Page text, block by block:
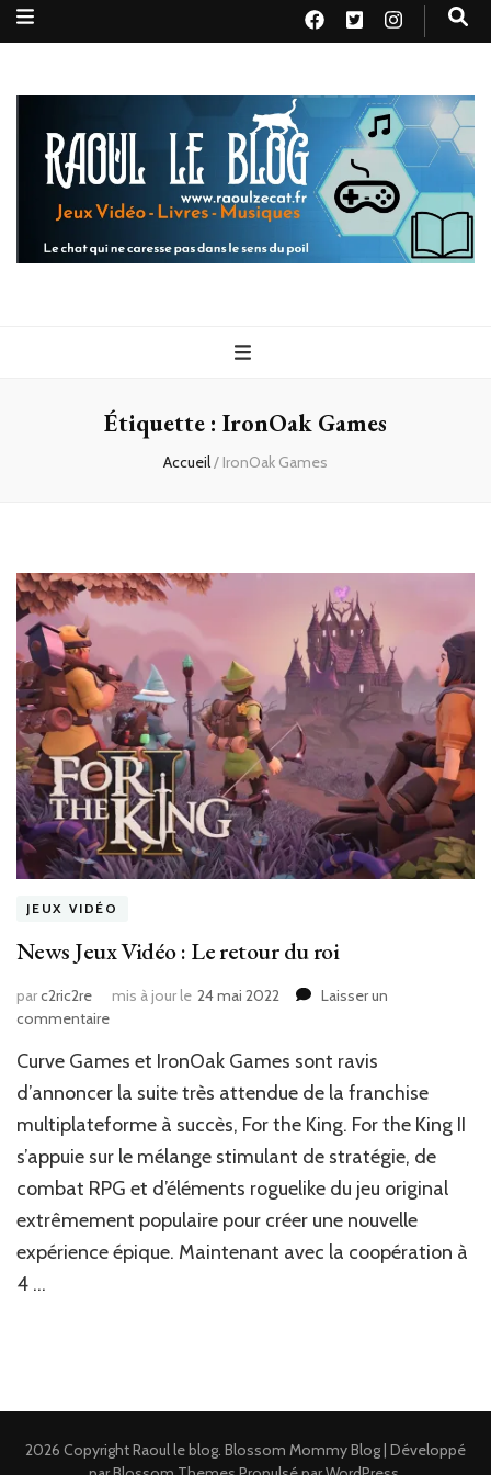
Raoul le
blog
Étiquette : IronOak Games
Accueil/ IronOak Games
JEUX VIDÉO
News Jeux Vidéo : Le retour du roi
parc2ric2re mis à jour le 24 mai 2022
Laisser un
commentairesur
Jeux
Vidéo
Le
retour
du
roi
Curve Games et IronOak Games sont ravis
d’annoncer la suite très attendue de la franchise
multiplateforme à succès, For the King. For the King II
s’appuie sur le mélange stimulant de stratégie, de
combat RPG et d’éléments roguelike du jeu original
extrêmement populaire pour créer une nouvelle
expérience épique. Maintenant avec la coopération à
4 …
2026 CopyrightRaoul le blog Blossom Mommy Blog | Développé